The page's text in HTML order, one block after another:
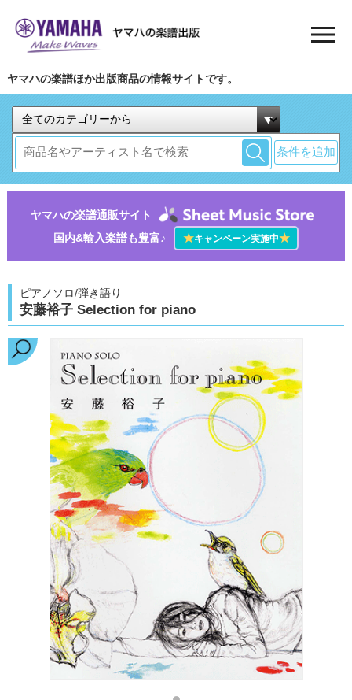
ヤマハの楽譜ほか出版商品の情報サイトです。
条件を追加
ヤマハの楽譜通販サイト
国内&輸入楽譜も豊富♪
★キャンペーン実施中★
ピアノソロ/弾き語り
安藤裕子 Selection for piano